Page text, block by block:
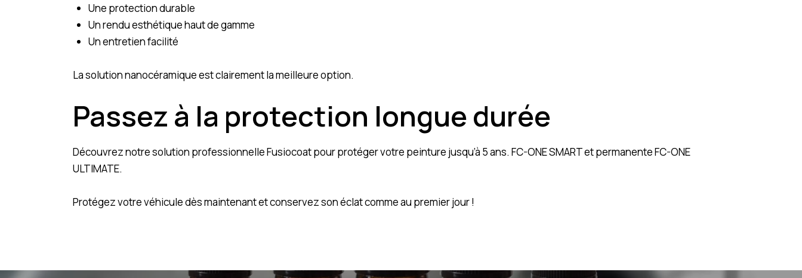
Une protection durable
Un rendu esthétique haut de gamme
Un entretien facilité
La solution nanocéramique est clairement la meilleure option.
Passez à la protection longue durée
Découvrez notre solution professionnelle Fusiocoat pour protéger votre peinture jusqu’à 5 ans. FC-ONE SMARTet permanenteFC-ONE
ULTIMATE.
Protégez votre véhicule dès maintenant et conservez son éclat comme au premier jour !